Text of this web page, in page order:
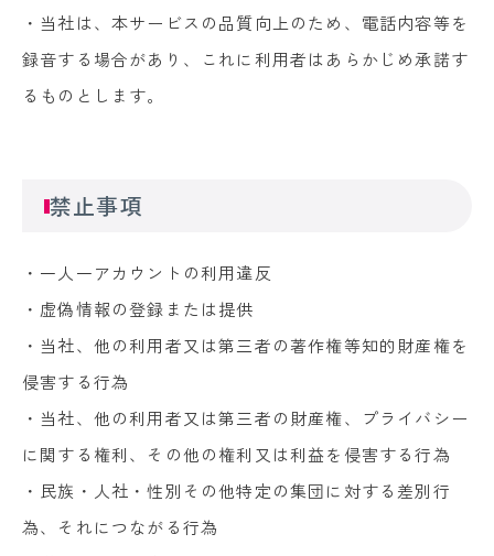
・当社は、本サービスの品質向上のため、電話内容等を
録音する場合があり、これに利用者はあらかじめ承諾す
るものとします。
禁止事項
・一人一アカウントの利用違反
・虚偽情報の登録または提供
・当社、他の利用者又は第三者の著作権等知的財産権を
侵害する行為
・当社、他の利用者又は第三者の財産権、プライバシー
に関する権利、その他の権利又は利益を侵害する行為
・民族・人社・性別その他特定の集団に対する差別行
為、それにつながる行為